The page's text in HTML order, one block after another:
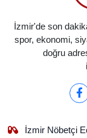
İzmir'de son
spor, ekonomi,
doğru
İzmir Nöbetçi